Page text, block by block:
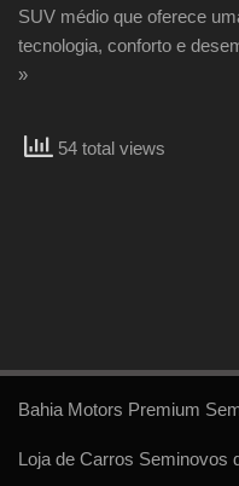
SUV médio que oferece
tecnologia, conforto e
»
54 total views
Bahia Motors Premium
Loja de Carros Seminovos